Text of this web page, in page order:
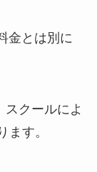
金とは別に
スクールによ
ます。